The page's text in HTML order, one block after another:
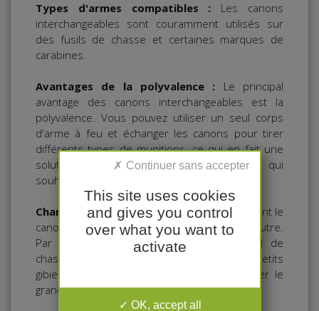
Types d'armes compatibles : Les canons
interchangeables sont couramment utilisés sur
des fusils de chasse et certaines marques de
carabines.
Avantages de la polyvalence : Le principal
avantage des canons interchangeables est la
polyvalence. Vous pouvez utiliser un seul corps
d'arme à feu et échanger les canons pour tirer
différents types de munitions, ce qui en fait une
solution économique pour les chasseurs qui
souhaitent chasser une variété de gibiers.
Changer de calibre: En changeant simplement le
canon, vous pouvez passer d'un calibre à l'autre.
Par exemple, vous pourriez avoir un fusil de
chasse en calibre 12 pour chasser les petits
gibiers et un autre canon rayé pour chasser le
grand gibier.
This site uses cookies
and gives you control
over what you want to
activate
OK, accept all